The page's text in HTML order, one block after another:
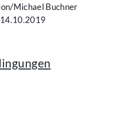
​Michael Buchner